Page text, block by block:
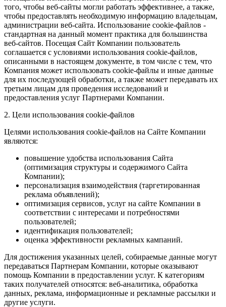
того, чтобы веб-сайты могли работать эффективнее, а также,
чтобы предоставлять необходимую информацию владельцам,
администрации веб-сайта. Использование cookie-файлов -
стандартная на данный момент практика для большинства
веб-сайтов. Посещая Сайт Компании пользователь
соглашается с условиями использования cookie-файлов,
описанными в настоящем документе, в том числе с тем, что
Компания может использовать cookie-файлы и иные данные
для их последующей обработки, а также может передавать их
третьим лицам для проведения исследований и
предоставления услуг Партнерами Компании.
2. Цели использования cookie-файлов
Целями использования cookie-файлов на Сайте Компании
являются:
повышение удобства использования Сайта
(оптимизация структуры и содержимого Сайта
Компании);
персонализация взаимодействия (таргетированная
реклама объявлений);
оптимизация сервисов, услуг на сайте Компании в
соответствии с интересами и потребностями
пользователей;
идентификация пользователей;
оценка эффективности рекламных кампаний.
Для достижения указанных целей, собираемые данные могут
передаваться Партнерам Компании, которые оказывают
помощь Компании в предоставлении услуг. К категориям
таких получателей относятся: веб-аналитика, обработка
данных, реклама, информационные и рекламные рассылки и
другие услуги.